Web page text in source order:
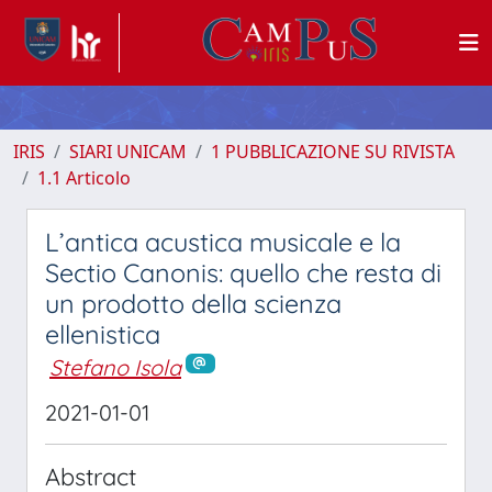
IRIS SIARI UNICAM
1 PUBBLICAZIONE SU RIVISTA
1.1 Articolo
L’antica acustica musicale e la
Sectio Canonis: quello che resta di
un prodotto della scienza
ellenistica
Stefano Isola
2021-01-01
Abstract